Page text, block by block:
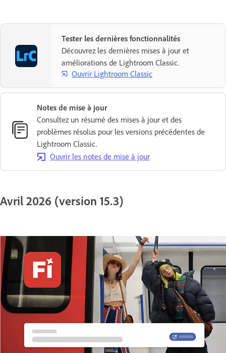
Tester les dernières fonctionnalités
Découvrez les dernières mises à jour et
améliorations de Lightroom Classic.
Ouvrir Lightroom Classic
Notes de mise à jour
Consultez un résumé des mises à jour et des
problèmes résolus pour les versions précédentes de
Lightroom Classic.
Ouvrir les notes de mise à jour
Avril 2026 (version 15.3)